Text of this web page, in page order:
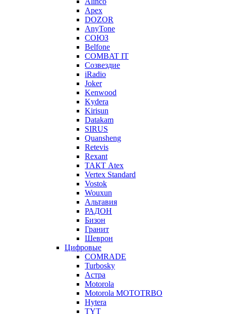
Apex
DOZOR
AnyTone
СОЮЗ
Belfone
COMBAT IT
Созвездие
iRadio
Joker
Kenwood
Kydera
Kirisun
Datakam
SIRUS
Quansheng
Retevis
Rexant
ТАКТ Atex
Vertex Standard
Vostok
Wouxun
Альтавия
РАДОН
Бизон
Гранит
Шеврон
Цифровые
COMRADE
Turbosky
Астра
Motorola
Motorola MOTOTRBO
Hytera
TYT